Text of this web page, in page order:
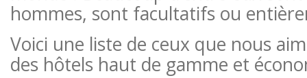
hommes, sont facultatifs ou
Voici une liste de ceux que nous
des hôtels haut de gamme et